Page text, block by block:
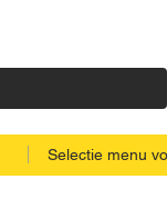
Selectie menu